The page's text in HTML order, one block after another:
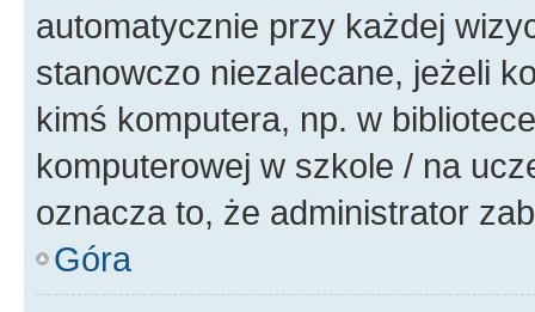
automatycznie przy każdej
stanowczo niezalecane, jeżeli
kimś komputera, np. w
komputerowej w szkole / na
oznacza to, że administrator
Góra